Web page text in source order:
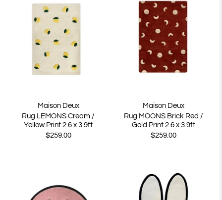
Maison Deux
Rug LEMONS Cream /
Yellow Print 2.6 x 3.9ft
$259.00
Maison Deux
Rug MOONS Brick Red /
Gold Print 2.6 x 3.9ft
$259.00